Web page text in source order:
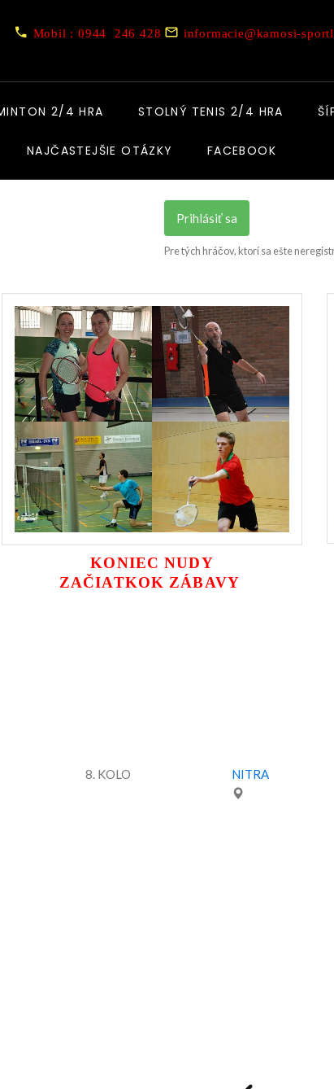
Mobil : 0944 246 428 informacie@kamosi-
2/4 HRA STOLNÝ TENIS 2/4 HRA
NAJČASTEJŠIE OTÁZKY FACEBOOK
Prihlásiť sa
Pre tých hráčov, ktorí sa ešte
KONIEC NUDY
ZAČIATKOK ZÁBAVY
8. KOLO NITRA